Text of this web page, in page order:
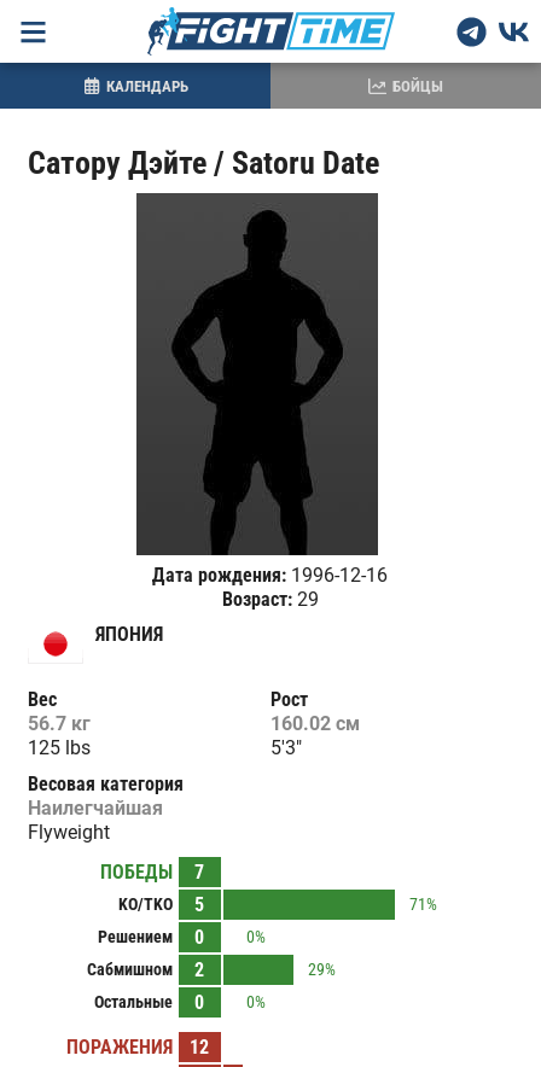
Сатору Дэйте / Satoru Date
Дата рождения: 1996-12-16
Возраст:29
ЯПОНИЯ
Вес
56.7 кг
125 lbs
Рост
160.02 см
5'3"
Весовая категория
Наилегчайшая
Flyweight
ПОБЕДЫ
7
KO/TKO 5
71%
Решением
0
0%
Сабмишном
2
29%
Остальные
0 0%
ПОРАЖЕНИЯ 12
КАЛЕНДАРЬ БОЙЦЫ